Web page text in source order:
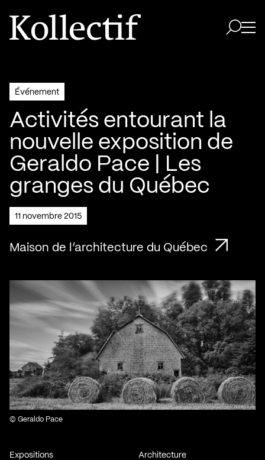
Aller à la page d'accueil
Logo Kollectif
Événement
Activités entourant la
nouvelle exposition de
Geraldo Pace | Les
granges du Québec
11 novembre 2015
Maison de l’architecture du Québec
Expositions
Architecture
© Geraldo Pace